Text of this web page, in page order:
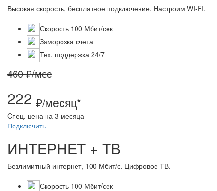
Высокая скорость, бесплатное подключение. Настроим WI-FI.
Скорость 100 Мбит/сек
Заморозка счета
Тех. поддержка 24/7
460 ₽/мес
222 ₽/месяц*
Cпец. цена на 3 месяца
Подключить
ИНТЕРНЕТ + ТВ
Безлимитный интернет, 100 Мбит/с. Цифровое ТВ.
Скорость 100 Мбит/сек